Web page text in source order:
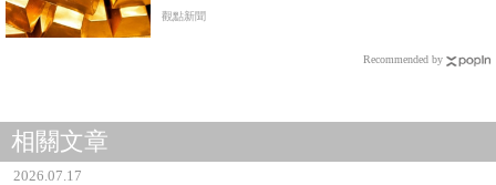
觀點新聞
Recommended by
相關文章
2026.07.17